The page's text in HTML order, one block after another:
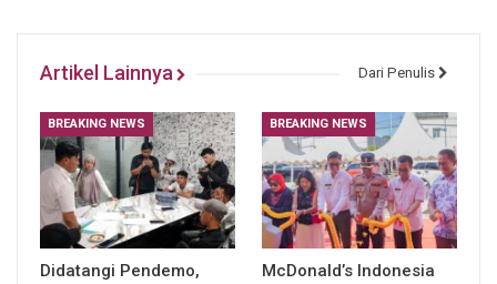
Artikel Lainnya Dari Penulis
BREAKING NEWS
Didatangi Pendemo,
BREAKING NEWS
McDonald’s Indonesia